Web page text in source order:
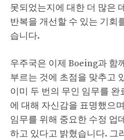
못되었는지에 대한 더 많은
반복을 개선할 수 있는 기회
습니다.
우주국은 이제 Boeing과 함
부르는 것에 초점을 맞추고
이미 두 번의 무인 임무를
에 대해 자신감을 표명했으
임무를 위해 중요한 수정 업
하고 있다고 밝혔습니다. 그